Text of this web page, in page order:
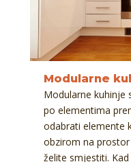
Modularne
Modularne kuhinje
po elementima
odabrati elemente
obzirom na
želite smjestiti. Kad